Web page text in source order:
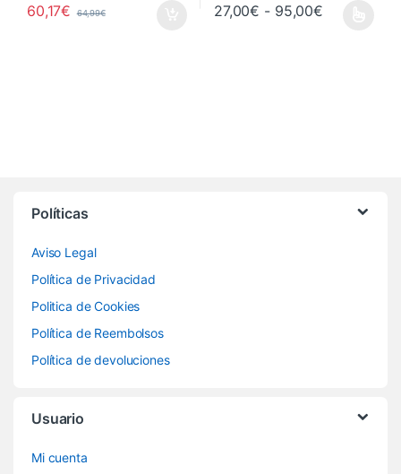
60,17€ 64,99€ 27,00€ - 95,00€Rango de
Este producto tiene múltiples
Políticas
Aviso Legal
Política de Privacidad
Politica de Cookies
Política de Reembolsos
Política de devoluciones
Usuario
Mi cuenta